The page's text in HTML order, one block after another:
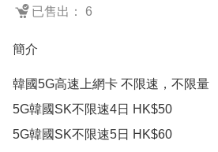
已售出： 6
簡介
韓國5G高速上網卡 不限速，不限量
5G韓國SK不限速4日 HK$50
5G韓國SK不限速5日 HK$60